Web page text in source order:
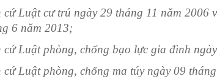
cứ Luật cư trú ngày 29 tháng 11 năm 2006
6 năm 2013;
cứ Luật phòng, chống bạo lực gia đình
cứ Luật phòng, chống ma túy ngày 09